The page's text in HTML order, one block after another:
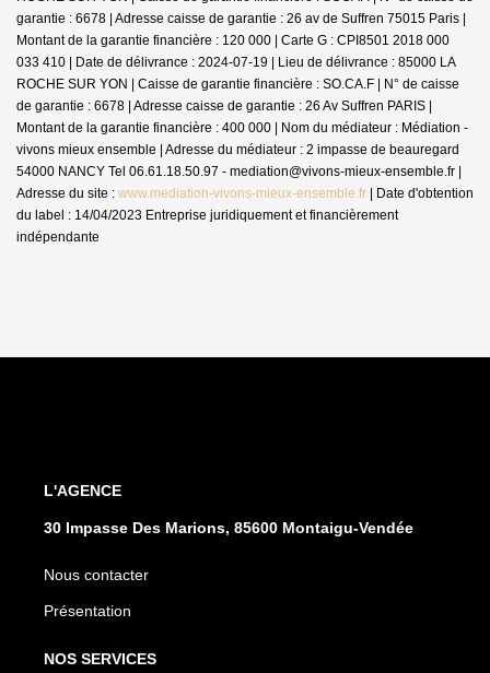
garantie : 6678 | Adresse caisse de garantie : 26 av de Suffren 75015 Paris |
Montant de la garantie financière : 120 000 | Carte G : CPI8501 2018 000
033 410 | Date de délivrance : 2024-07-19 | Lieu de délivrance : 85000 LA
ROCHE SUR YON | Caisse de garantie financière : SO.CA.F | N° de caisse
de garantie : 6678 | Adresse caisse de garantie : 26 Av Suffren PARIS |
Montant de la garantie financière : 400 000 | Nom du médiateur : Médiation -
vivons mieux ensemble | Adresse du médiateur : 2 impasse de beauregard
54000 NANCY Tel 06.61.18.50.97 - mediation@vivons-mieux-ensemble.fr |
Adresse du site : www.mediation-vivons-mieux-ensemble.fr | Date d'obtention
du label : 14/04/2023 Entreprise juridiquement et financièrement
indépendante
L'AGENCE
30 Impasse Des Marions, 85600 Montaigu-Vendée
Nous contacter
Présentation
NOS SERVICES